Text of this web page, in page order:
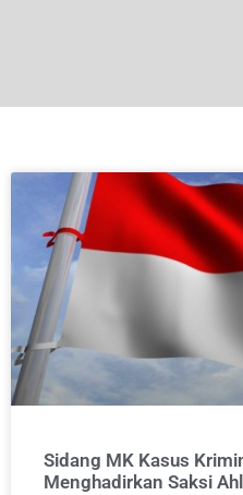
Sidang MK Kasus
Menghadirkan Saksi